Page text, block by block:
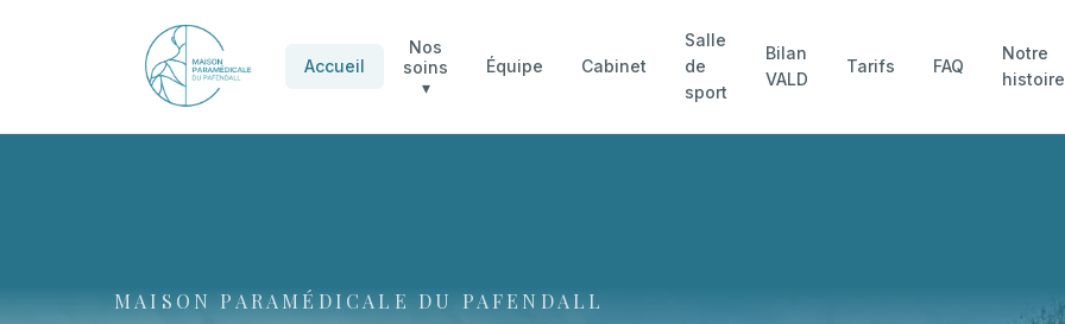
Accueil
Nos
soins
▾
Équipe Cabinet
Salle
de
sport
Bilan
VALD
Tarifs FAQ
Notre
histoire
MAISON PARAMÉDICALE DU PAFENDALL